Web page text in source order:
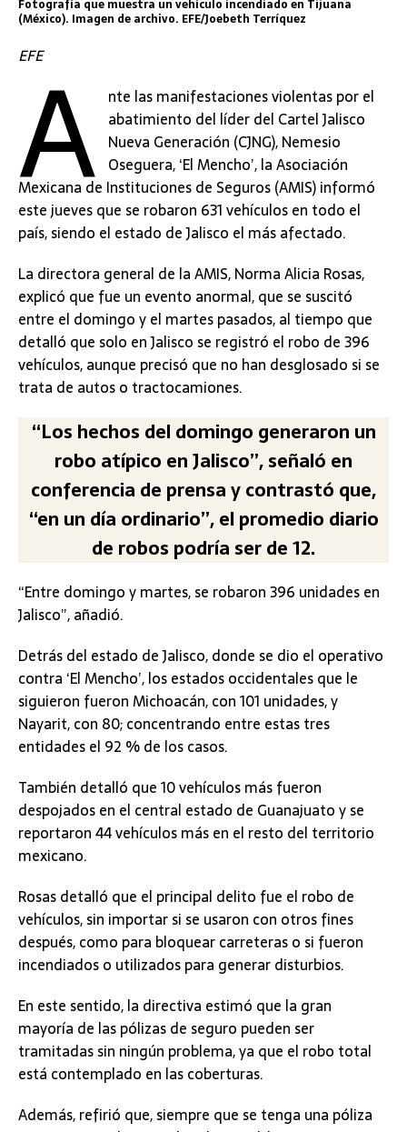
Fotografía que muestra un vehículo incendiado en Tijuana
(México). Imagen de archivo. EFE/Joebeth Terríquez
EFE
A nte las manifestaciones violentas por el
abatimiento del líder del Cartel Jalisco
Nueva Generación (CJNG), Nemesio
Oseguera, ‘El Mencho’, la Asociación
Mexicana de Instituciones de Seguros (AMIS) informó
este jueves que se robaron 631 vehículos en todo el
país, siendo el estado de Jalisco el más afectado.
La directora general de la AMIS, Norma Alicia Rosas,
explicó que fue un evento anormal, que se suscitó
entre el domingo y el martes pasados, al tiempo que
detalló que solo en Jalisco se registró el robo de 396
vehículos, aunque precisó que no han desglosado si se
trata de autos o tractocamiones.
“Los hechos del domingo generaron un
robo atípico en Jalisco”, señaló en
conferencia de prensa y contrastó que,
“en un día ordinario”, el promedio diario
de robos podría ser de 12.
“Entre domingo y martes, se robaron 396 unidades en
Jalisco”, añadió.
Detrás del estado de Jalisco, donde se dio el operativo
contra ‘El Mencho’, los estados occidentales que le
siguieron fueron Michoacán, con 101 unidades, y
Nayarit, con 80; concentrando entre estas tres
entidades el 92 % de los casos.
También detalló que 10 vehículos más fueron
despojados en el central estado de Guanajuato y se
reportaron 44 vehículos más en el resto del territorio
mexicano.
Rosas detalló que el principal delito fue el robo de
vehículos, sin importar si se usaron con otros fines
después, como para bloquear carreteras o si fueron
incendiados o utilizados para generar disturbios.
En este sentido, la directiva estimó que la gran
mayoría de las pólizas de seguro pueden ser
tramitadas sin ningún problema, ya que el robo total
está contemplado en las coberturas.
Además, refirió que, siempre que se tenga una póliza